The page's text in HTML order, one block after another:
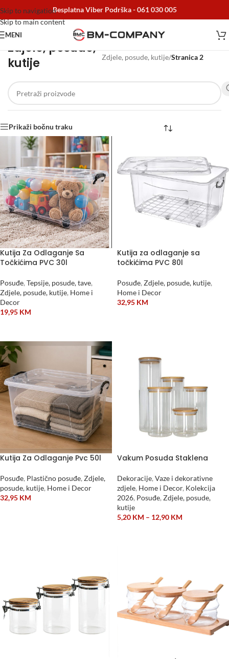
Skip to navigation
Skip to main content
Besplatna Viber Podrška -061 030 005
MENI
Zdjele, posude,
kutije
Zdjele, posude, kutije/Stranica 2
Prikaži bočnu traku
Kutija Za Odlaganje Sa
Točkićima PVC 30l
Posuđe, Tepsije, posude, tave,
Zdjele, posude, kutije, Home i
Decor
19,95 KM
Kutija za odlaganje sa
točkićima PVC 80l
Posuđe, Zdjele, posude, kutije,
Home i Decor
32,95 KM
Kutija Za Odlaganje Pvc 50l
Posuđe, Plastično posuđe, Zdjele,
posude, kutije, Home i Decor
32,95 KM
Vakum Posuda Staklena
Dekoracije, Vaze i dekorativne
zdjele, Home i Decor, Kolekcija
2026, Posuđe, Zdjele, posude,
kutije
5,20 KM – 12,90 KM